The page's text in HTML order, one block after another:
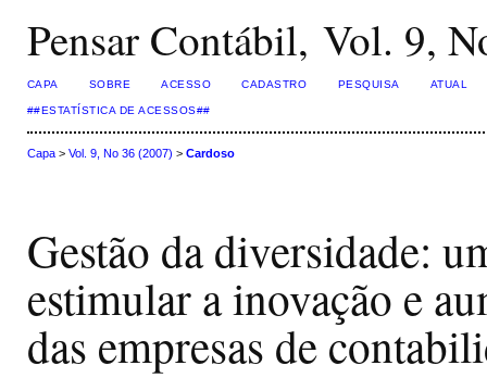
Pensar Contábil, Vol. 9,
CAPA SOBRE ACESSO CADASTRO PESQUISA ATUAL
##ESTATÍSTICA DE ACESSOS##
Capa> Vol. 9, No 36 (2007) > Cardoso
Gestão da diversidade:
estimular a inovação e
das empresas de